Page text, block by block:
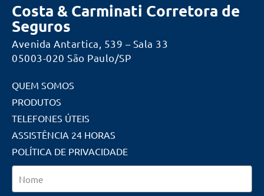
Costa & Carminati Corretora de
Seguros
Avenida Antartica, 539 – Sala 33
05003-020 São Paulo/SP
QUEM SOMOS
PRODUTOS
TELEFONES ÚTEIS
ASSISTÊNCIA 24 HORAS
POLÍTICA DE PRIVACIDADE